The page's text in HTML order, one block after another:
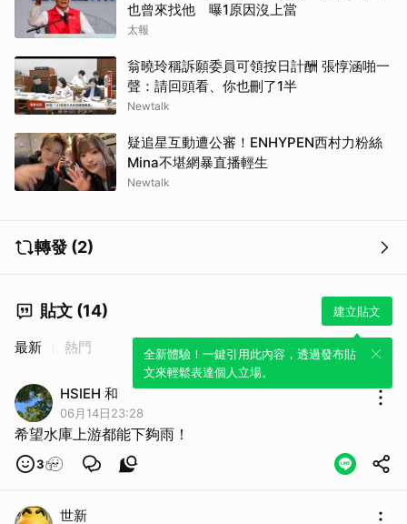
也曾來找他 曝1原因沒上當
太報
翁曉玲稱訴願委員可領按日計酬 張惇涵啪一
聲：請回頭看、你也刪了1半
Newtalk
疑追星互動遭公審！ENHYPEN西村力粉絲
Mina不堪網暴直播輕生
Newtalk
轉發 (2)
貼文 (14) 建立貼文
全新體驗！一鍵引用此內容，透過發布貼
文來輕鬆表達個人立場。
最新 熱門
HSIEH 和
06月14日23:28
希望水庫上游都能下夠雨！
3
世新